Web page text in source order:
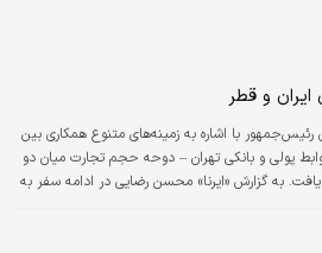
وعده داد که با رایزنی‌هایی که از طریق
شد، کنعانی‌زادگان و خلیل‌زاده بتوانند به اردوی
به ارتباط خوب ایران و قطر در…
و قطر
با اشاره به زمینه‌‌‌‌‌‌های متنوع همکاری بین
پولی و بانکی تهران – دوحه حجم تجارت میان دو
کشور رشد چشمگیری خواهد یافت. به گزارش «ایرنا» محسن رضایی در ادامه سفر به